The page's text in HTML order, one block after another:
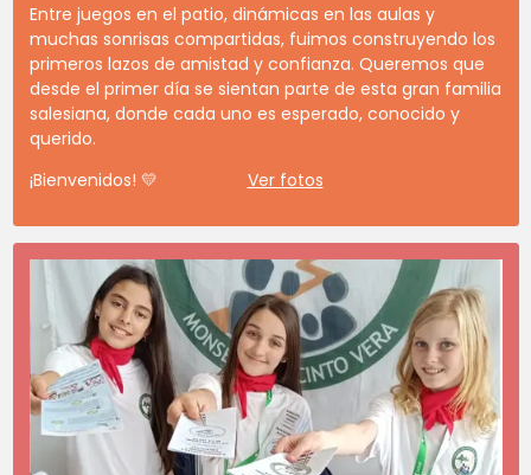
Entre juegos en el patio, dinámicas en las aulas y
muchas sonrisas compartidas, fuimos construyendo los
primeros lazos de amistad y confianza. Queremos que
desde el primer día se sientan parte de esta gran familia
salesiana, donde cada uno es esperado, conocido y
querido.
¡Bienvenidos! 💛 Ver fotos